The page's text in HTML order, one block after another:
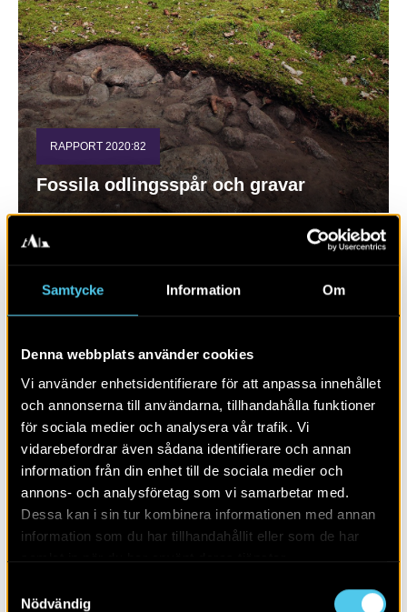
Samtycke Information Om
Denna webbplats använder cookies
Vi använder enhetsidentifierare för att anpassa innehållet
och annonserna till användarna, tillhandahålla funktioner
för sociala medier och analysera vår trafik. Vi
vidarebefordrar även sådana identifierare och annan
information från din enhet till de sociala medier och
annons- och analysföretag som vi samarbetar med.
Dessa kan i sin tur kombinera informationen med annan
information som du har tillhandahållit eller som de har
Nödvändig
RAPPORT 2020:82
Fossila odlingsspår och gravar
RAPPORT 2020:119
Väg 23